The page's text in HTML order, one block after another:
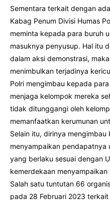
Sementara terkait dengan
Kabag Penum Divisi Humas
meminta kepada para buruh
masuknya penyusup. Hal itu
dalam aksi demonstrasi,
menimbulkan terjadinya
Polri mengimbau kepada
menjaga kelompok mereka
tidak ditunggangi oleh
memanfaatkan kerumunan
Selain itu, dirinya
menyampaikan
yang berlaku sesuai dengan
kemerdekaan
Salah satu tuntutan 66
pada 28 Februari 2023